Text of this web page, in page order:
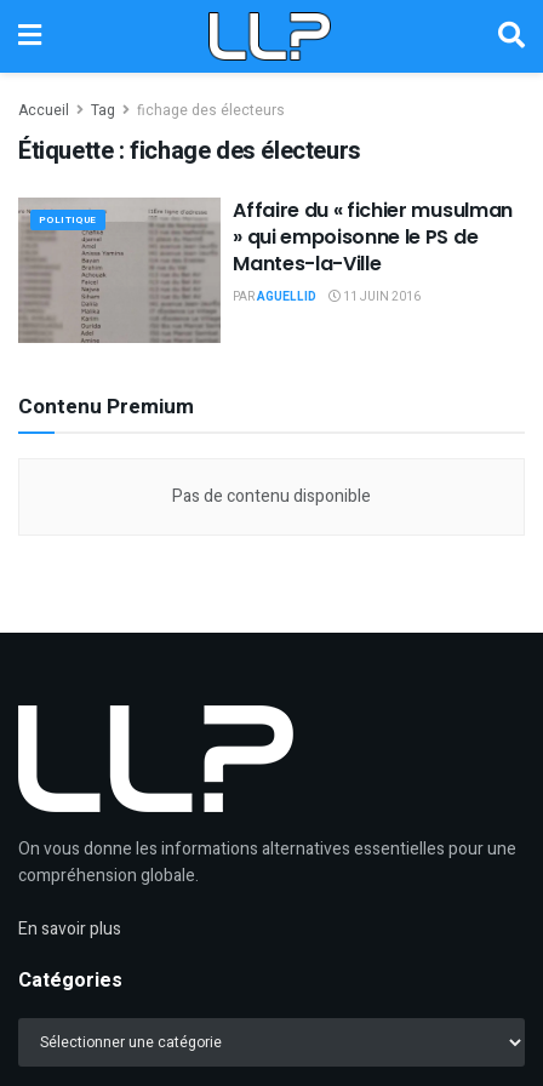
Accueil Tag fichage des électeurs
Étiquette :fichage des électeurs
POLITIQUE
Affaire du « fichier musulman
» qui empoisonne le PS de
Mantes-la-Ville
PARAGUELLID 11 JUIN 2016
Contenu Premium
Pas de contenu disponible
On vous donne les informations alternatives essentielles pour une
compréhension globale.
En savoir plus
Catégories
Catégories